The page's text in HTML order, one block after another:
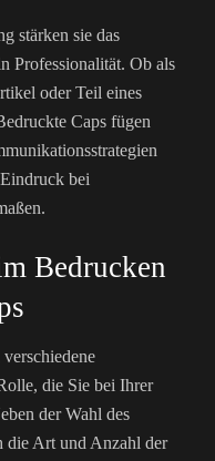
stärken sie das
Professionalität. Ob als
oder Teil eines
Caps fügen
bei
Bedrucken
die Sie bei Ihrer
der Wahl des
die Art und Anzahl der